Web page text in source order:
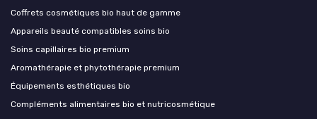
Coffrets cosmétiques bio haut de gamme
Appareils beauté compatibles soins bio
Soins capillaires bio premium
Aromathérapie et phytothérapie premium
Équipements esthétiques bio
Compléments alimentaires bio et nutricosmétique